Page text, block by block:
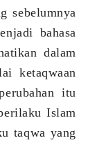
sebelumnya
bahasa
dalam
ketaqwaan
itu
Islam
taqwa yang